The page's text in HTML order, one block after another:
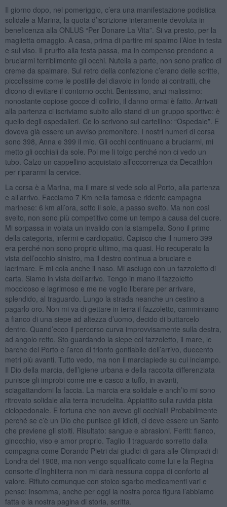
Il giorno dopo, nel pomeriggio, c’era una manifestazione podistica
solidale a Marina, la quota d’iscrizione interamente devoluta in
beneficenza alla ONLUS “Per Donare La Vita”. Si va presto, per la
maglietta omaggio. A casa, prima di partire mi spalmo l’Aloe in testa
e sul viso. Il prurito alla testa passa, ma in compenso prendono a
bruciarmi terribilmente gli occhi. Nutella a parte, non sono pratico di
creme da spalmare. Sul retro della confezione c’erano delle scritte,
piccolissime come le postille del diavolo in fondo ai contratti, che
dicono di evitare il contorno occhi. Benissimo, anzi malissimo:
nonostante copiose gocce di collirio, il danno ormai è fatto. Arrivati
alla partenza ci iscriviamo subito allo stand di un gruppo sportivo: è
quello degli ospedalieri. Ce lo scrivono sul cartellino: “Ospedale”. E
doveva già essere un avviso premonitore. I nostri numeri di corsa
sono 398, Anna e 399 il mio. Gli occhi continuano a bruciarmi, mi
metto gli occhiali da sole. Poi me li tolgo perché non ci vedo un
tubo. Calzo un cappellino acquistato all’occorrenza da Decathlon
per ripararmi la cervice.
La corsa è a Marina, ma il mare si vede solo al Porto, alla partenza
e all’arrivo. Facciamo 7 Km nella famosa e ridente campagna
marinese: 6 km all’ora, sotto il sole, a passo svelto. Ma non così
svelto, non sono più competitivo come un tempo a causa del cuore.
Mi sorpassa in volata un invalido con la stampella. Sono il primo
della categoria, infermi e cardiopatici. Capisco che il numero 399
era perché non sono proprio ultimo, ma quasi. Ho recuperato la
vista dell’occhio sinistro, ma il destro continua a bruciare e
lacrimare. E mi cola anche il naso. Mi asciugo con un fazzoletto di
carta. Siamo in vista dell’arrivo. Tengo in mano il fazzoletto
moccicoso e lagrimoso e me ne voglio liberare per arrivare,
splendido, al traguardo. Lungo la strada neanche un cestino a
pagarlo oro. Non mi va di gettare in terra il fazzoletto, camminiamo
a fianco di una siepe ad altezza d’uomo, decido di buttarcelo
dentro. Quand’ecco il percorso curva improvvisamente sulla destra,
ad angolo retto. Sto guardando la siepe col fazzoletto, il mare, le
barche del Porto e l’arco di trionfo gonfiabile dell’arrivo, duecento
metri più avanti. Tutto vedo, ma non il marciapiede su cui inciampo.
Il Dio della marcia, dell’igiene urbana e della raccolta differenziata
punisce gli improbi come me e casco a tuffo, in avanti,
sciagattandomi la faccia. La marcia era solidale e anch’io mi sono
ritrovato solidale alla terra incrudelita. Appiattito sulla ruvida pista
ciclopedonale. E fortuna che non avevo gli occhiali! Probabilmente
perché se c’è un Dio che punisce gli idioti, ci deve essere un Santo
che previene gli stolti. Risultato: sangue e abrasioni. Feriti: fianco,
ginocchio, viso e amor proprio. Taglio il traguardo sorretto dalla
compagna come Dorando Pietri dai giudici di gara alle Olimpiadi di
Londra del 1908, ma non vengo squalificato come lui e la Regina
consorte d’Inghilterra non mi darà nessuna coppa di conforto al
valore. Rifiuto comunque con stoico sgarbo medicamenti vari e
penso: insomma, anche per oggi la nostra porca figura l’abbiamo
fatta e la nostra pagina di storia, scritta.